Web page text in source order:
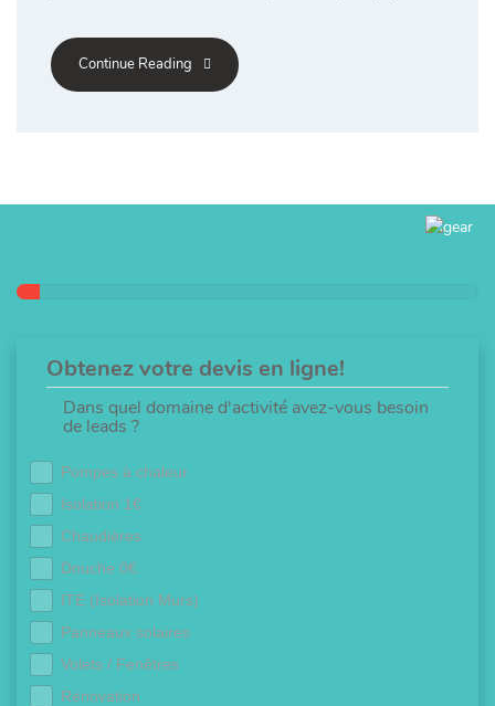
Continue Reading
Obtenez votre devis en ligne!
Dans quel domaine d'activité avez-vous besoin
de leads ?
Pompes à chaleur
Isolation 1€
Chaudières
Douche 0€
ITE (Isolation Murs)
Panneaux solaires
Volets / Fenêtres
Rénovation